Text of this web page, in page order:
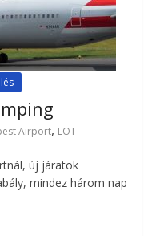
Airport, LOT
új járatok
mindez három nap